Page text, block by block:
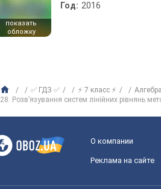
показать
обложку
Год: 2016
✅ ГДЗ ✅ ⚡ 7 класс ⚡
28. Розв’язування систем лінійних рівнянь
О компании
Реклама на сайте